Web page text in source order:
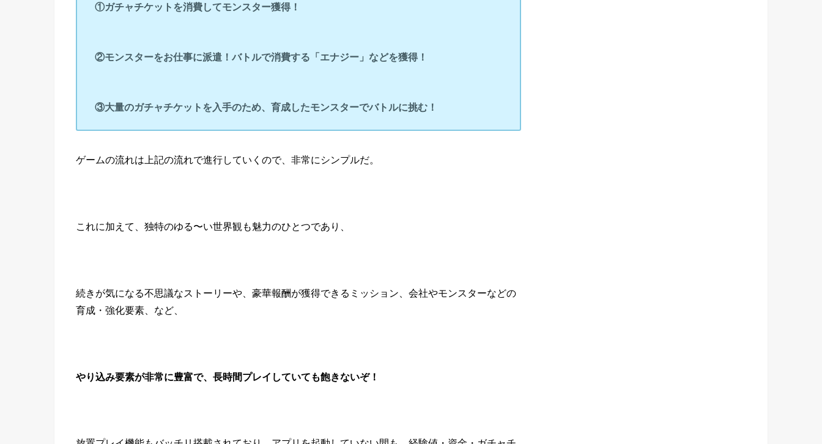
①ガチャチケットを消費してモンスター獲得！
②モンスターをお仕事に派遣！バトルで消費する「エナジー」などを獲得！
③大量のガチャチケットを入手のため、育成したモンスターでバトルに挑む！
ゲームの流れは上記の流れで進行していくので、非常にシンプルだ。
これに加えて、独特のゆる〜い世界観も魅力のひとつであり、
続きが気になる不思議なストーリーや、豪華報酬が獲得できるミッション、会社やモンスターなどの
育成・強化要素、など、
やり込み要素が非常に豊富で、長時間プレイしていても飽きないぞ！